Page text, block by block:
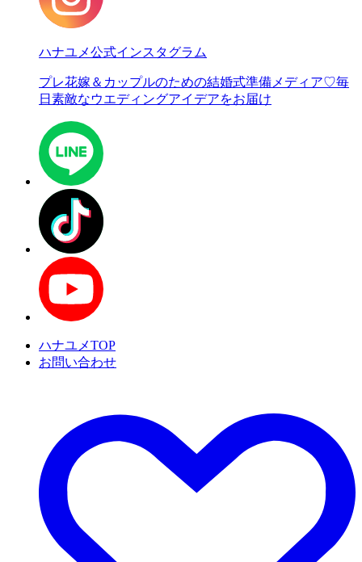
ハナユメ公式インスタグラム
プレ花嫁＆カップルのための結婚式準備メディア♡毎
日素敵なウエディングアイデアをお届け
ハナユメTOP
お問い合わせ